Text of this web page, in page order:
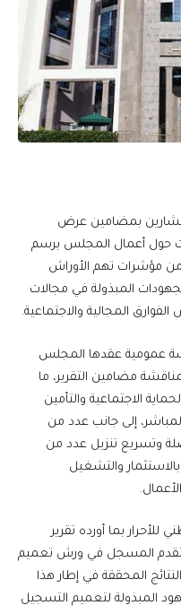
بمضامين عرض
حول أعمال المجلس برسم
التقرير من مؤشرات تهم الأوراش
المبذولة في مجالات
المجالية والاجتماعية.
عمومية عقدها المجلس
خصصت لمناقشة مضامين التقرير، ما
الاجتماعية والتأمين
إلى جانب عدد من
وتسريع تنزيل عدد من
والتشغيل
بما أورده تقرير
المسجل في ورش تعميم
المحققة في إطار هذا
المبذولة لتعميم التسجيل